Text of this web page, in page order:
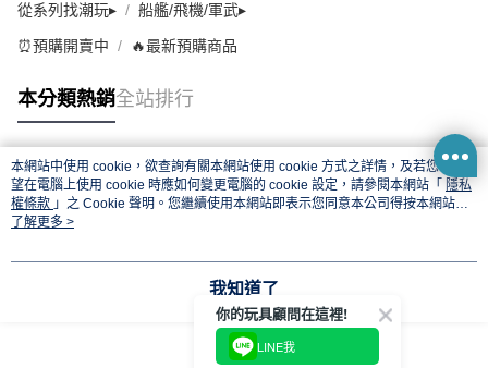
從系列找潮玩▸ 船艦/飛機/軍武▸
⏰預購開賣中 🔥最新預購商品
本分類熱銷全站排行
熱門標籤
本網站中使用 cookie，欲查詢有關本網站使用 cookie 方式之詳情，及若您不希
望在電腦上使用 cookie 時應如何變更電腦的 cookie 設定，請參閱本網站「 隱私
權條款 」之 Cookie 聲明。您繼續使用本網站即表示您同意本公司得按本網站使
用條款之 Cookie 聲明使用 cookie。
了解更多 >
我知道了
你的玩具顧問在這裡!
LINE我